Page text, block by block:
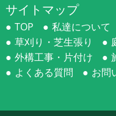
サイトマップ
TOP 私達について
草刈り・芝生張り
外構工事・片付け
よくある質問
お問